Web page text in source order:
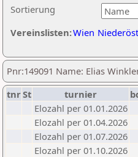
Sortierung
Vereinslisten:Wien
Pnr:149091 Name: Elias
tnrSt turnier
Elozahl per 01.01.2026
Elozahl per 01.04.2026
Elozahl per 01.07.2026
Elozahl per 01.10.2026